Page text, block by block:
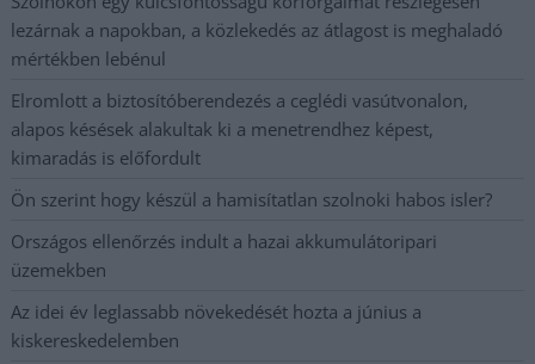
lezárnak a napokban, a közlekedés az átlagost is meghaladó
mértékben lebénul
Elromlott a biztosítóberendezés a ceglédi vasútvonalon,
alapos késések alakultak ki a menetrendhez képest,
kimaradás is előfordult
Ön szerint hogy készül a hamisítatlan szolnoki habos isler?
Országos ellenőrzés indult a hazai akkumulátoripari
üzemekben
Az idei év leglassabb növekedését hozta a június a
kiskereskedelemben